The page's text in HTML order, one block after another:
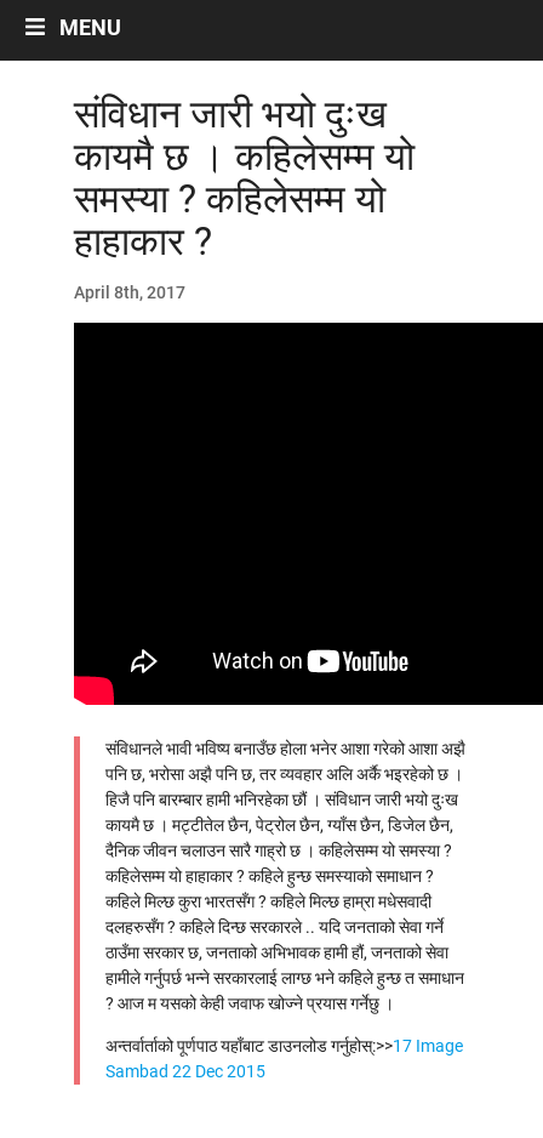
MENU
Labour And Politics
Miscellaneous
Occupational Safety
Politics
Women/Gender
ARTICLES
ट्रेड यूनियन र राजनीति
भाषण/सम्बोधन
महिला/लैङ्गिक विषय
विविध विषय
शोषणमूलक श्रम अभ्यास
श्रम सम्बन्ध
समसामयिक विषय
संविधान जारी भयो दुःख
कायमै छ । कहिलेसम्म यो
समस्या ? कहिलेसम्म यो
हाहाकार ?
April 8th, 2017
संविधानले भावी भविष्य बनाउँछ होला भनेर आशा गरेको आशा अझै
पनि छ, भरोसा अझै पनि छ, तर व्यवहार अलि अर्कै भइरहेको छ ।
हिजै पनि बारम्बार हामी भनिरहेका छौं । संविधान जारी भयो दुःख
कायमै छ । मट्टीतेल छैन, पेट्रोल छैन, ग्याँस छैन, डिजेल छैन,
दैनिक जीवन चलाउन सारै गाह्रो छ । कहिलेसम्म यो समस्या ?
कहिलेसम्म यो हाहाकार ? कहिले हुन्छ समस्याको समाधान ?
कहिले मिल्छ कुरा भारतसँग ? कहिले मिल्छ हाम्रा मधेसवादी
दलहरुसँग ? कहिले दिन्छ सरकारले .. यदि जनताको सेवा गर्ने
ठाउँमा सरकार छ, जनताको अभिभावक हामी हौं, जनताको सेवा
हामीले गर्नुपर्छ भन्ने सरकारलाई लाग्छ भने कहिले हुन्छ त समाधान
? आज म यसको केही जवाफ खोज्ने प्रयास गर्नेछु ।
अन्तर्वार्ताको पूर्णपाठ यहाँबाट डाउनलोड गर्नुहोस्:>>17 Image
Sambad 22 Dec 2015